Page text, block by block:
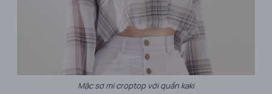
Mặc sơ mi croptop với quần kaki